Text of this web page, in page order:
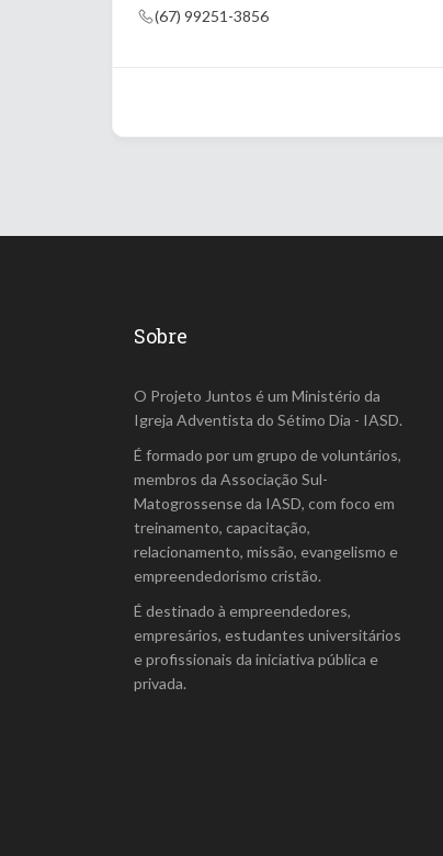
(67) 99251-3856
Sobre
O Projeto Juntos é um Ministério da
Igreja Adventista do Sétimo Dia - IASD.
É formado por um grupo de voluntários,
membros da Associação Sul-
Matogrossense da IASD, com foco em
treinamento, capacitação,
relacionamento, missão, evangelismo e
empreendedorismo cristão.
É destinado à empreendedores,
empresários, estudantes universitários
e profissionais da iniciativa pública e
privada.